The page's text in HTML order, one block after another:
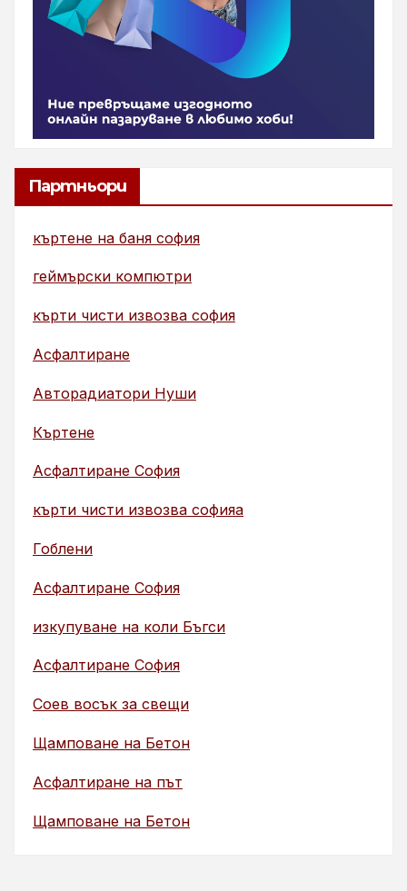
Партньори
къртене на баня софия
геймърски компютри
кърти чисти извозва софия
Асфалтиране
Авторадиатори Нуши
Къртене
Асфалтиране София
кърти чисти извозва софияа
Гоблени
Асфалтиране София
изкупуване на коли Бъгси
Асфалтиране София
Соев восък за свещи
Щамповане на Бетон
Асфалтиране на път
Щамповане на Бетон